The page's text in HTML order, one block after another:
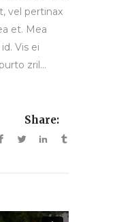
vel pertinax
et. Mea
Vis ei
zril...
Share: